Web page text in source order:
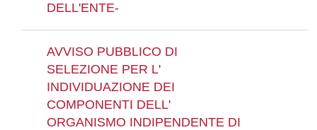
DELL'ENTE-
AVVISO PUBBLICO DI
SELEZIONE PER L'
INDIVIDUAZIONE DEI
COMPONENTI DELL'
ORGANISMO INDIPENDENTE DI